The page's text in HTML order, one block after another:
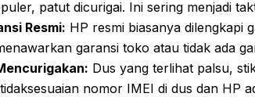
patut dicurigai. Ini sering menjadi
Resmi: HP resmi biasanya dilengkapi
garansi toko atau tidak ada
Dus yang terlihat palsu,
nomor IMEI di dus dan HP